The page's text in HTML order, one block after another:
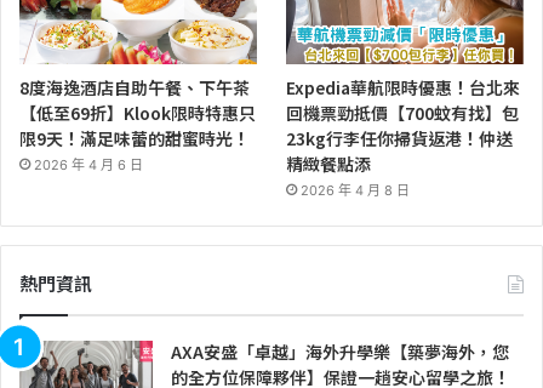
8度海逸酒店自助午餐、下午茶
【低至69折】Klook限時特惠只
限9天！滿足味蕾的甜蜜時光！
2026 年 4 月 6 日
Expedia華航限時優惠！台北來
回機票勁抵價【700蚊有找】包
23kg行李任你掃貨返港！仲送
精緻餐點添
2026 年 4 月 8 日
熱門資訊
AXA安盛「卓越」海外升學樂【築夢海外，您
的全方位保障夥伴】保證一趟安心留學之旅！